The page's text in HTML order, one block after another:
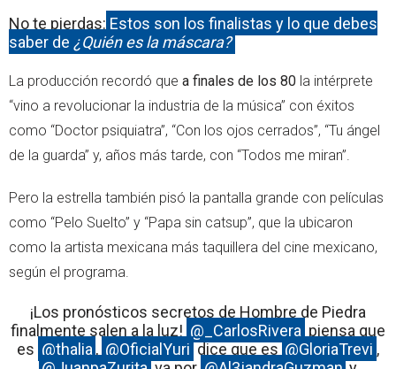
No te pierdas: Estos son los finalistas y lo que debes
saber de ¿Quién es la máscara?
La producción recordó que a finales de los 80 la intérprete
“vino a revolucionar la industria de la música” con éxitos
como “Doctor psiquiatra”, “Con los ojos cerrados”, “Tu ángel
de la guarda” y, años más tarde, con “Todos me miran”.
Pero la estrella también pisó la pantalla grande con películas
como “Pelo Suelto” y “Papa sin catsup”, que la ubicaron
como la artista mexicana más taquillera del cine mexicano,
según el programa.
¡Los pronósticos secretos de Hombre de Piedra
finalmente salen a la luz! @_CarlosRivera piensa que
es @thalia , @OficialYuri dice que es @GloriaTrevi ,